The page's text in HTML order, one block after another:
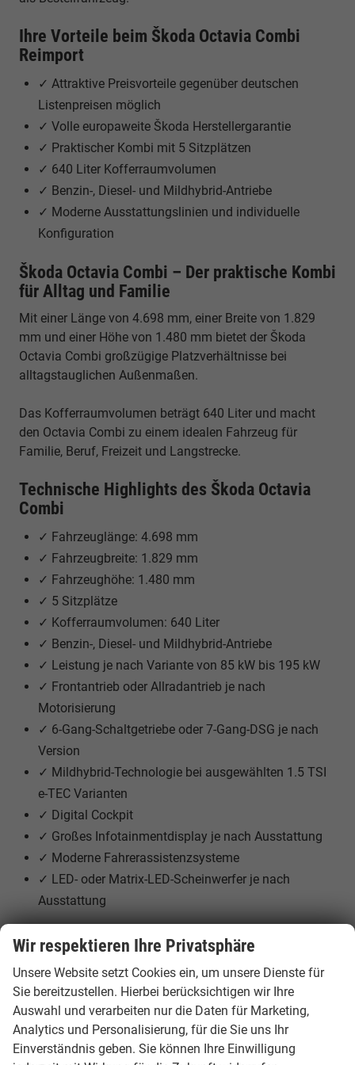
Ihre Vorteile beim Škoda Octavia Combi
Reimport
✓ Attraktive Preisvorteile gegenüber deutschen
Listenpreisen möglich
✓ Volle europaweite Škoda Herstellergarantie
✓ Praktischer Kombi mit 5 Sitzplätzen
✓ 640 Liter Kofferraumvolumen
✓ Benzin-, Diesel- und Mildhybrid-Antriebe
✓ Moderne Ausstattungslinien und individuelle
Konfiguration
Škoda Octavia Combi – Der praktische Kombi
für Alltag und Familie
Mit einer Länge von 4.698 mm, einer Breite von 1.829
mm und einer Höhe von 1.480 mm bietet der Škoda
Octavia Combi großzügige Platzverhältnisse bei
alltagstauglichen Außenmaßen.
Das Kofferraumvolumen beträgt 640 Liter und macht
den Octavia Combi zu einem idealen Fahrzeug für
Familie, Beruf, Freizeit und Langstrecke.
Technische Highlights des Škoda Octavia
Combi
✓ Fahrzeuglänge: 4.698 mm
✓ Fahrzeugbreite: 1.829 mm
✓ Fahrzeughöhe: 1.480 mm
✓ 5 Sitzplätze
✓ Kofferraumvolumen: 640 Liter
✓ Benzin-, Diesel- und Mildhybrid-Antriebe
✓ Leistung je nach Variante von 85 kW bis 195 kW
✓ Frontantrieb oder Allradantrieb je nach
Motorisierung
✓ 6-Gang-Schaltgetriebe oder 7-Gang-DSG je nach
Version
✓ Mildhybrid-Technologie bei ausgewählten 1.5 TSI
e-TEC Varianten
✓ Digital Cockpit
✓ Großes Infotainmentdisplay je nach Ausstattung
✓ Moderne Fahrerassistenzsysteme
✓ LED- oder Matrix-LED-Scheinwerfer je nach
Ausstattung
Verfügbare Motorisierungen
Škoda Octavia Combi 1.5 TSI
85 kW oder 110 kW Leistung, Benzinmotor, Frontantrieb
und je nach Variante mit 6-Gang-Schaltgetriebe
erhältlich.
Wir respektieren Ihre Privatsphäre
Unsere Website setzt Cookies ein, um unsere Dienste für
Sie bereitzustellen. Hierbei berücksichtigen wir Ihre
Auswahl und verarbeiten nur die Daten für Marketing,
Analytics und Personalisierung, für die Sie uns Ihr
Einverständnis geben. Sie können Ihre Einwilligung